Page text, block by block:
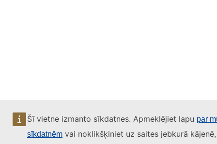
Šī vietne izmanto sīkdatnes. Apmeklējiet lapu par
sīkdatnēm vai noklikšķiniet uz saites jebkurā